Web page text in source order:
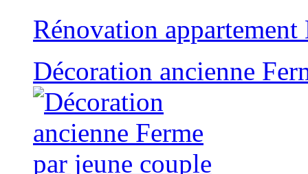
Rénovation
Décoration ancienne